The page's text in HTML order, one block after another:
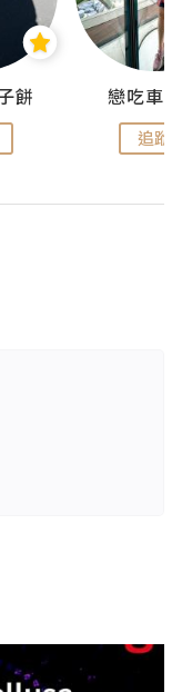
餅 戀吃車
追蹤